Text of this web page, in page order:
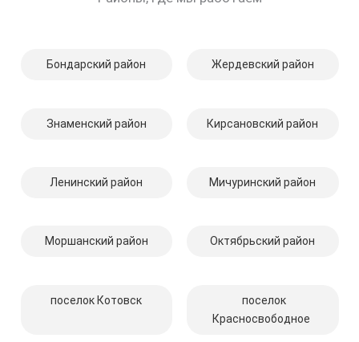
Бондарский район Жердевский район
Знаменский район Кирсановский район
Ленинский район Мичуринский район
Моршанский район Октябрьский район
поселок Котовск
поселок
Красносвободное